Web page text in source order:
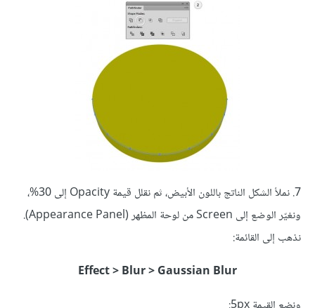
7. نملأ الشكل الناتج باللون الأبيض، ثم نقلل قيمة Opacity إلى 30%،
ونغيّر الوضع إلى Screen من لوحة المظهر (Appearance Panel).
نذهب إلى القائمة:
Effect > Blur > Gaussian Blur